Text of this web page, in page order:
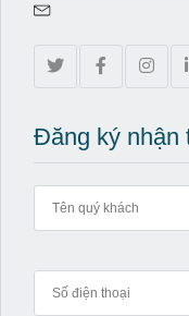
Đăng ký nhận